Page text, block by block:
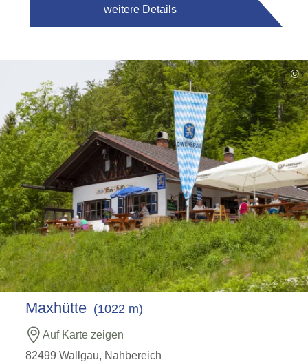
weitere Details
©
Maxhütte (1022 m)
Auf Karte zeigen
82499 Wallgau, Nahbereich